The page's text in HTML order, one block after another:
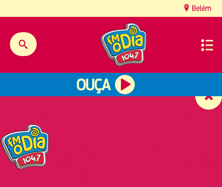
Belém
OUÇA